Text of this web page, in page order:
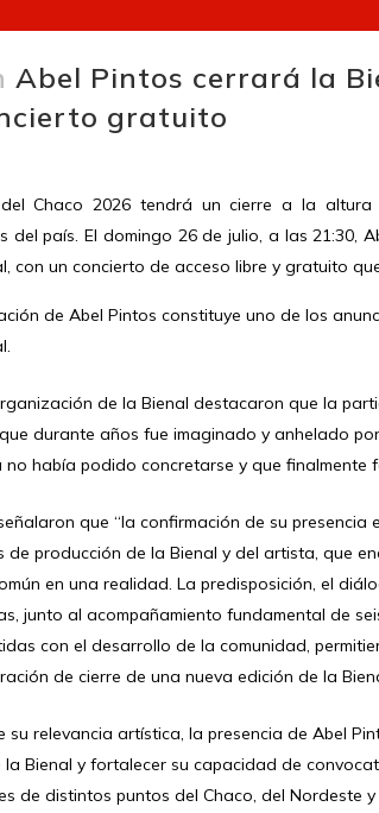
Abel Pintos cerrará la
gratuito
Chaco 2026 tendrá un cierre a la
del país. El domingo 26 de julio, a las 21:30,
con un concierto de acceso libre y gratuito
de Abel Pintos constituye uno de los
de la Bienal destacaron que la
durante años fue imaginado y anhelado
había podido concretarse y que finalmente
que “la confirmación de su
de producción de la Bienal y del artista, que
en una realidad. La predisposición, el
junto al acompañamiento fundamental de
con el desarrollo de la comunidad,
de cierre de una nueva edición de la
su relevancia artística, la presencia de Abel
la Bienal y fortalecer su capacidad de
de distintos puntos del Chaco, del Nordeste